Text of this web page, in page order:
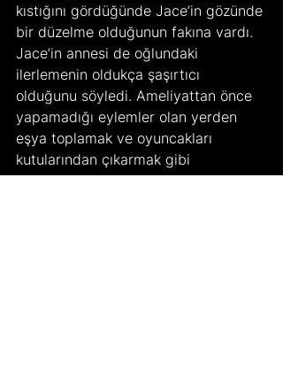
kıstığını gördüğünde Jace’in gözünde
bir düzelme olduğunun fakına vardı.
Jace’in annesi de oğlundaki
ilerlemenin oldukça şaşırtıcı
olduğunu söyledi. Ameliyattan önce
yapamadığı eylemler olan yerden
eşya toplamak ve oyuncakları
kutularından çıkarmak gibi
faaliyetleri yapabildiğini gören aile,